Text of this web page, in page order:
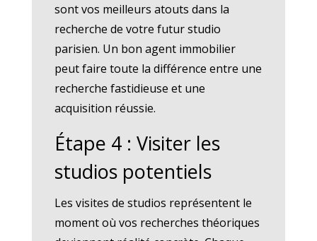
sont vos meilleurs atouts dans la
recherche de votre futur studio
parisien. Un bon agent immobilier
peut faire toute la différence entre une
recherche fastidieuse et une
acquisition réussie.
Étape 4 : Visiter les
studios potentiels
Les visites de studios représentent le
moment où vos recherches théoriques